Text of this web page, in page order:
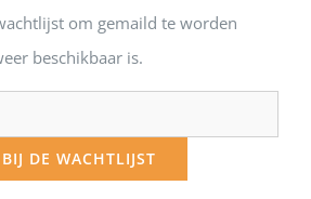
om gemaild te worden
beschikbaar is.
DE WACHTLIJST